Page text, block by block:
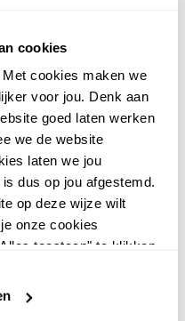
cookies
cookies maken we
voor jou. Denk aan
goed laten werken
we de website
laten we jou
dus op jou afgestemd.
op deze wijze wilt
onze cookies
toestaan" te klikken.